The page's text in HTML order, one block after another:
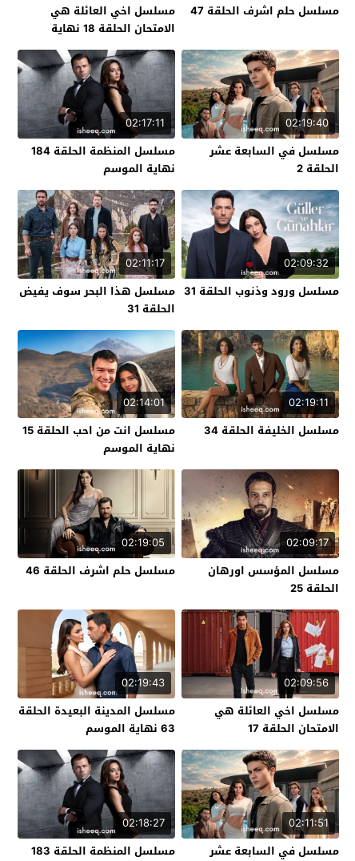
مسلسل حلم اشرف الحلقة 47
مسلسل اخي العائلة هي
الامتحان الحلقة 18 نهاية
الموسم
02:19:40
مسلسل في السابعة عشر
الحلقة 2
02:17:11
مسلسل المنظمة الحلقة 184
نهاية الموسم
02:09:32
مسلسل ورود وذنوب الحلقة 31
02:11:17
مسلسل هذا البحر سوف يفيض
الحلقة 31
02:19:11
مسلسل الخليفة الحلقة 34
02:14:01
مسلسل انت من احب الحلقة 15
نهاية الموسم
02:09:17
مسلسل المؤسس اورهان
الحلقة 25
02:19:05
مسلسل حلم اشرف الحلقة 46
02:09:56
مسلسل اخي العائلة هي
الامتحان الحلقة 17
02:19:43
مسلسل المدينة البعيدة الحلقة
63 نهاية الموسم
02:11:51
مسلسل في السابعة عشر
02:18:27
مسلسل المنظمة الحلقة 183